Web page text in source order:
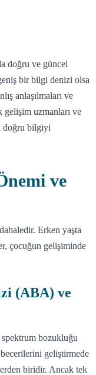
doğru ve güncel
bir bilgi denizi olsa
anlaşılmaları ve
uzmanları ve
doğru bilgiyi
ve
Erken yaşta
çocuğun gelişiminde
(ABA) ve
bozukluğu
geliştirmede
biridir. Ancak tek